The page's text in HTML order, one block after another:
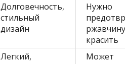
Долговечность,
стильный
дизайн
Нужно
красить
Легкий,
Может